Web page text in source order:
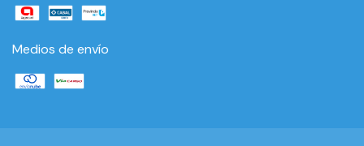
Medios de envío